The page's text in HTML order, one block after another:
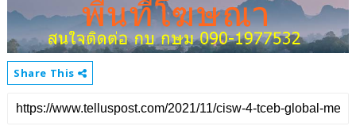
Share This